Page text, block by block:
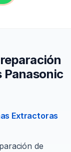
Panasonic
Extractoras
de